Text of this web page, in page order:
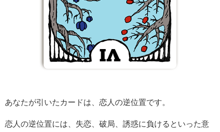
あなたが引いたカードは、恋人の逆位置です。
恋人の逆位置には、失恋、破局、誘惑に負けるといった意